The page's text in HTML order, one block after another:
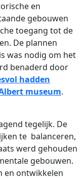
en
gebouwen
toegang tot de
De plannen
was nodig om het
benaderd door
hadden
museum.
tegelijk. De
te balanceren,
werd gehouden
gebouwen.
en ontwikkelen